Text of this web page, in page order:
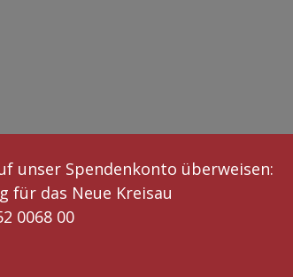
unser Spendenkonto überweisen:
für das Neue Kreisau
0068 00